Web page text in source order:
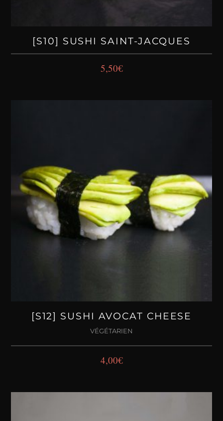
[S10] SUSHI SAINT-JACQUES
5,50€
[S12] SUSHI AVOCAT CHEESE
VÉGÉTARIEN
4,00€